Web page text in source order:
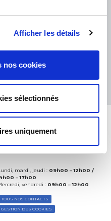
Afficher les détails
nos cookies
sélectionnés
uniquement
4.5/5
avis
mardi, jeudi : 09h00 – 12h00 /
– 17h00
vendredi : 09h00 – 12h00
TOUS NOS CONTACTS
GESTION DES COOKIES